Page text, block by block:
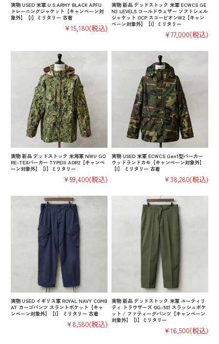
実物 USED 米軍 U.S.ARMY BLACK APFU
トレーニングジャケット【キャンペーン対
象外】【I】ミリタリー 古着
¥15,180(税込)
実物 新品 デッドストック 米軍 ECWCS GE
N3 LEVEL5 コールドウェザー ソフトシェル
ジャケット OCP スコーピオンW2【キャン
ペーン対象外】【I】ミリタリー
¥77,000(税込)
実物 新品 デッドストック 米海軍 NWU GO
RE-TEXパーカー TYPEIII AOR2【キャンペ
ーン対象外】【I】ミリタリー
¥59,400(税込)
実物 USED 米軍 ECWCS Gen1型パーカー
ウッドランドカモ【キャンペーン対象外】
【I】 ミリタリー 古着
¥38,280(税込)
実物 USED イギリス軍 ROYAL NAVY COMB
AT カーゴパンツ スラントポケット【キャ
ンペーン対象外】【I】 ミリタリー 古着
¥8,580(税込)
実物 新品 デッドストック 米軍 ユーティリ
ティ トラウザーズ OG-507 スラッシュポケ
ット / ファティーグパンツ【キャンペーン
対象外】【I】ミリタリー
¥16,500(税込)